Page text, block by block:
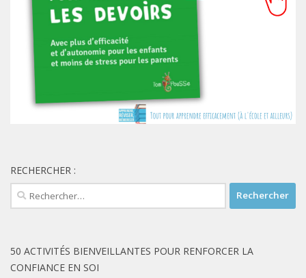
RECHERCHER :
Rechercher :
50 ACTIVITÉS BIENVEILLANTES POUR RENFORCER LA
CONFIANCE EN SOI